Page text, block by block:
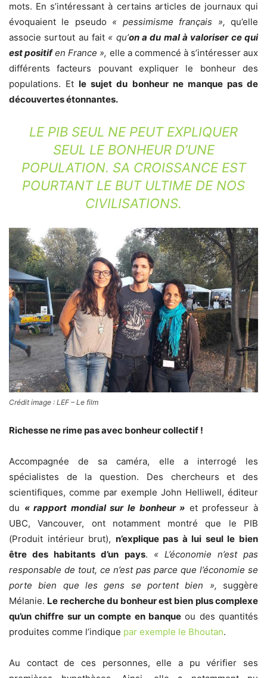
mots. En s’intéressant à certains articles de journaux qui
évoquaient le pseudo « pessimisme français », qu’elle
associe surtout au fait « qu’on a du mal à valoriser ce qui
est positifen France », elle a commencé à s’intéresser aux
différents facteurs pouvant expliquer le bonheur des
populations. Etle sujet du bonheur ne manque pas de
découvertes étonnantes.
LE PIB SEUL NE PEUT EXPLIQUER
SEUL LE BONHEUR D’UNE
POPULATION. SA CROISSANCE EST
POURTANT LE BUT ULTIME DE NOS
CIVILISATIONS.
Crédit image : LEF – Le film
Richesse ne rime pas avec bonheur collectif !
Accompagnée de sa caméra, elle a interrogé les
spécialistes de la question. Des chercheurs et des
scientifiques, comme par exemple John Helliwell, éditeur
du « rapport mondial sur le bonheur » et professeur à
UBC, Vancouver, ont notamment montré que le PIB
(Produit intérieur brut), n’explique pas à lui seul le bien
être des habitants d’un pays. « L’économie n’est pas
responsable de tout, ce n’est pas parce que l’économie se
porte bien que les gens se portent bien », suggère
Mélanie. Le recherche du bonheur est bien plus complexe
qu’un chiffre sur un compte en banque ou des quantités
produites comme l’indique par exemple le Bhoutan.
Au contact de ces personnes, elle a pu vérifier ses